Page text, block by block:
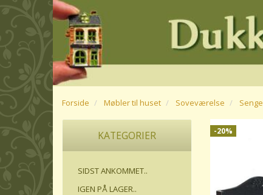
Forside Møbler til huset Soveværelse Senge
KATEGORIER
SIDST ANKOMMET..
IGEN PÅ LAGER..
-20%